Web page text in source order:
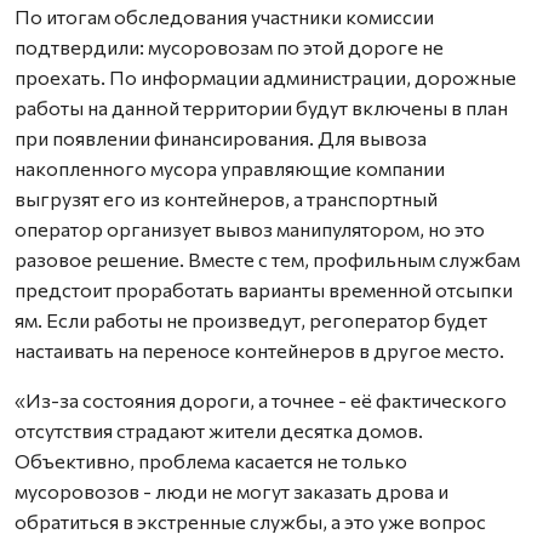
По итогам обследования участники комиссии
подтвердили: мусоровозам по этой дороге не
проехать. По информации администрации, дорожные
работы на данной территории будут включены в план
при появлении финансирования. Для вывоза
накопленного мусора управляющие компании
выгрузят его из контейнеров, а транспортный
оператор организует вывоз манипулятором, но это
разовое решение. Вместе с тем, профильным службам
предстоит проработать варианты временной отсыпки
ям. Если работы не произведут, регоператор будет
настаивать на переносе контейнеров в другое место.
«Из-за состояния дороги, а точнее - её фактического
отсутствия страдают жители десятка домов.
Объективно, проблема касается не только
мусоровозов - люди не могут заказать дрова и
обратиться в экстренные службы, а это уже вопрос